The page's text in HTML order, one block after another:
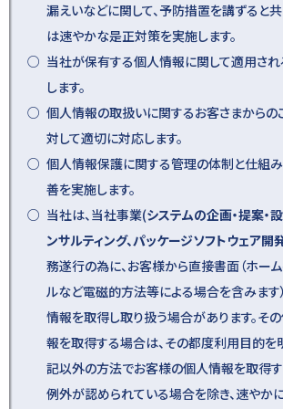
漏えいなどに関して、予防措置を講ずると
は速やかな是正対策を実施します。
当社が保有する個人情報に関して適用さ
します。
個人情報の取扱いに関するお客さまからの
対して適切に対応します。
個人情報保護に関する管理の体制と仕組
善を実施します。
当社は、当社事業(システムの企画・提案・
ンサルティング、パッケージソフトウェア開
務遂行の為に、お客様から直接書面（ホー
ルなど電磁的方法等による場合を含みます
情報を取得し取り扱う場合があります。そ
報を取得する場合は、その都度利用目的を
記以外の方法でお客様の個人情報を取得
例外が認められている場合を除き、速やか